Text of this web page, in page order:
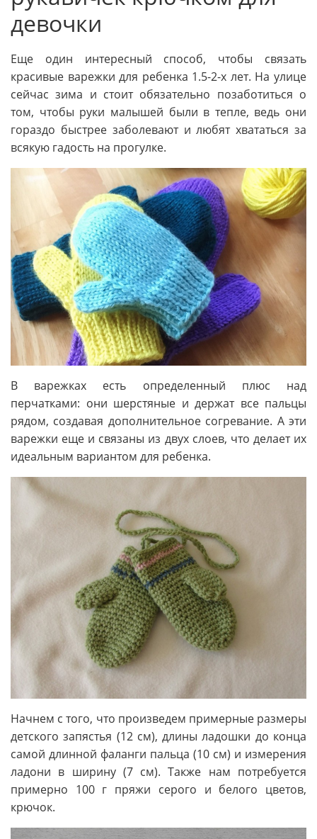
девочки
Еще один интересный способ, чтобы связать
красивые варежки для ребенка 1.5-2-х лет. На улице
сейчас зима и стоит обязательно позаботиться о
том, чтобы руки малышей были в тепле, ведь они
гораздо быстрее заболевают и любят хвататься за
всякую гадость на прогулке.
В варежках есть определенный плюс над
перчатками: они шерстяные и держат все пальцы
рядом, создавая дополнительное согревание. А эти
варежки еще и связаны из двух слоев, что делает их
идеальным вариантом для ребенка.
Начнем с того, что произведем примерные размеры
детского запястья (12 см), длины ладошки до конца
самой длинной фаланги пальца (10 см) и измерения
ладони в ширину (7 см). Также нам потребуется
примерно 100 г пряжи серого и белого цветов,
крючок.